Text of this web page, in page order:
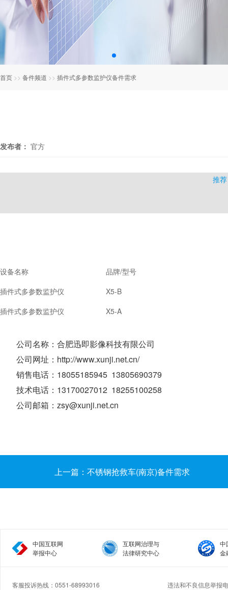
首页 >> 备件频道 >> 插件式多参数监护仪备件需求
发布者： 官方
推荐
设备名称
品牌/型号
插件式多参数监护仪
X5-B
插件式多参数监护仪
X5-A
公司名称：合肥迅即影像科技有限公司
公司网址：http://www.xunji.net.cn/
销售电话：18055185945 13805690379
技术电话：13170027012 18255100258
公司邮箱：zsy@xunji.net.cn
上一篇：不锈钢抢救车(南京)备件需求
中国互联网
举报中心
互联网治理与
法律研究中心
中
金
客服投诉热线：0551-68993016 违法和不良信息举报